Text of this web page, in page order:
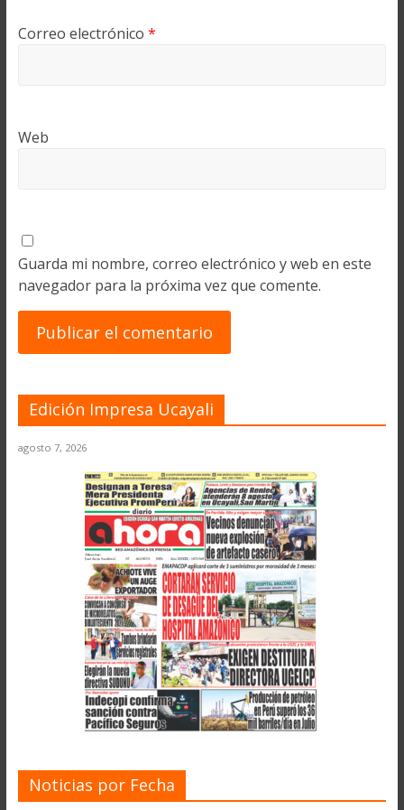
Correo electrónico *
Web
Guarda mi nombre, correo electrónico y web en este
navegador para la próxima vez que comente.
Edición Impresa Ucayali
agosto 7, 2026
Noticias por Fecha